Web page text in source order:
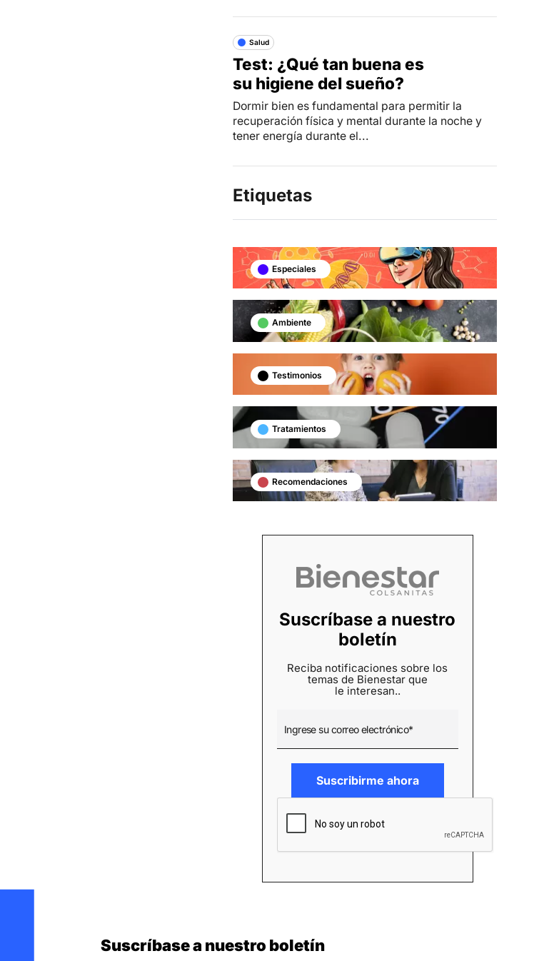
Salud
Test: ¿Qué tan buena es
su higiene del sueño?
Dormir bien es fundamental para permitir la
recuperación física y mental durante la noche y
tener energía durante el...
Etiquetas
Especiales
Ambiente
Testimonios
Tratamientos
Recomendaciones
Suscríbase a nuestro
boletín
Reciba notificaciones sobre los
temas de Bienestar que
le interesan..
Suscríbase a nuestro boletín